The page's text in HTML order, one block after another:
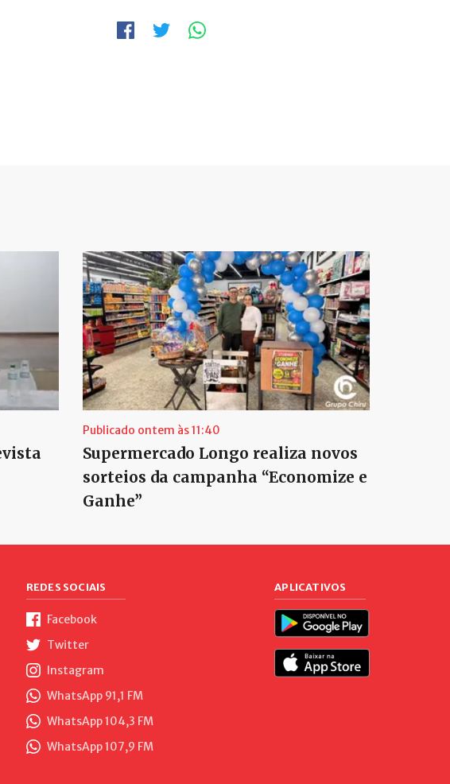
Publicado ontem às 11:40
Supermercado Longo realiza novos
sorteios da campanha “Economize e
Ganhe”
REDES SOCIAIS
Facebook
Twitter
Instagram
WhatsApp 91,1 FM
WhatsApp 104,3 FM
WhatsApp 107,9 FM
APLICATIVOS